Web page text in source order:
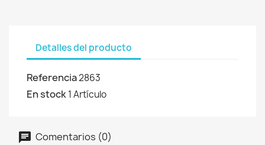
Detalles del producto
Referencia2863
En stock1 Artículo
Comentarios (0)